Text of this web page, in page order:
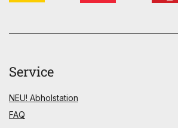
Service
NEU! Abholstation
FAQ